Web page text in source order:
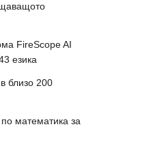
FireScope AI
езика
близо 200
математика за